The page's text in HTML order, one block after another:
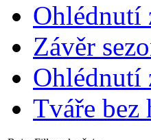
Ohlédnutí
Závěr
Ohlédnutí
Tváře bez